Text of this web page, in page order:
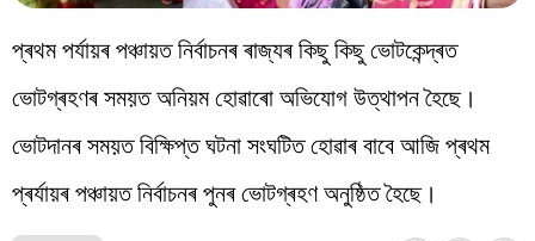
প্ৰথম পৰ্যায়ৰ পঞ্চায়ত নিৰ্বাচনৰ ৰাজ্যৰ কিছু কিছু ভোটকেন্দ্ৰত
ভোটগ্ৰহণৰ সময়ত অনিয়ম হোৱাৰো অভিযোগ উত্থাপন হৈছে।
ভোটদানৰ সময়ত বিক্ষিপ্ত ঘটনা সংঘটিত হোৱাৰ বাবে আজি প্ৰথম
প্ৰৰ্যায়ৰ পঞ্চায়ত নিৰ্বাচনৰ পুনৰ ভোটগ্ৰহণ অনুষ্ঠিত হৈছে।